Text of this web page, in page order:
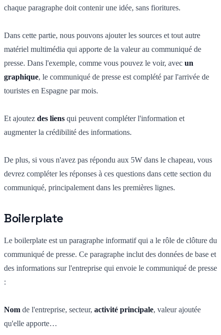
chaque paragraphe doit contenir une idée, sans fioritures.
Dans cette partie, nous pouvons ajouter les sources et tout autre
matériel multimédia qui apporte de la valeur au communiqué de
presse. Dans l'exemple, comme vous pouvez le voir, avec un
graphique, le communiqué de presse est complété par l'arrivée de
touristes en Espagne par mois.
Et ajoutez des liens qui peuvent compléter l'information et
augmenter la crédibilité des informations.
De plus, si vous n'avez pas répondu aux 5W dans le chapeau, vous
devrez compléter les réponses à ces questions dans cette section du
communiqué, principalement dans les premières lignes.
Boilerplate
Le boilerplate est un paragraphe informatif qui a le rôle de clôture du
communiqué de presse. Ce paragraphe inclut des données de base et
des informations sur l'entreprise qui envoie le communiqué de presse
:
Nom de l'entreprise, secteur, activité principale, valeur ajoutée
qu'elle apporte…